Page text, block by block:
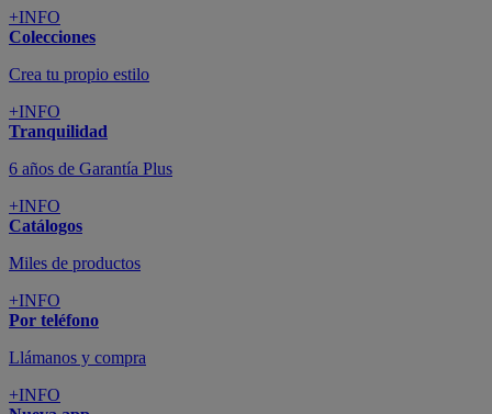
+INFO
Colecciones
Crea tu propio estilo
+INFO
Tranquilidad
6 años de Garantía Plus
+INFO
Catálogos
Miles de productos
+INFO
Por teléfono
Llámanos y compra
+INFO